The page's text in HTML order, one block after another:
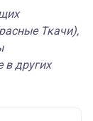
Ткачи),
в других